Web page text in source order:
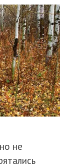
не